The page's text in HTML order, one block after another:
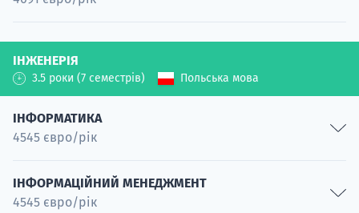
Цифрові медіа та культура
Спеціальність
Цифровий контент
Спеціальність
ІТ-інструменти та кібербезпека
Спеціальність
Дизайн інтер'єру
Спеціальність
Дизайн виставки
ІНЖЕНЕРІЯ
3.5 роки (7 семестрів) Польська мова
ІНФОРМАТИКА
4545 євро/рік
Програмування та бази даних
Спеціальність
ІНФОРМАЦІЙНИЙ МЕНЕДЖМЕНТ
4545 євро/рік